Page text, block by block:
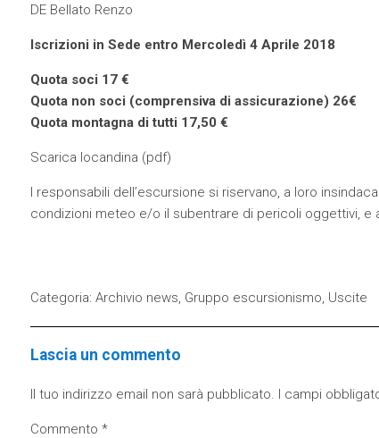
DE Bellato Renzo
Iscrizioni in Sede entro Mercoledì 4 Aprile 2018
Quota soci 17 €
Quota non soci (comprensiva di assicurazione) 26€
Quota montagna di tutti 17,50 €
Scarica locandina (pdf)
I responsabili dell’escursione si riservano, a loro
condizioni meteo e/o il subentrare di pericoli oggettivi,
Categoria: Archivio news, Gruppo escursionismo, Uscite
Lascia un commento
Il tuo indirizzo email non sarà pubblicato. I campi
Commento *